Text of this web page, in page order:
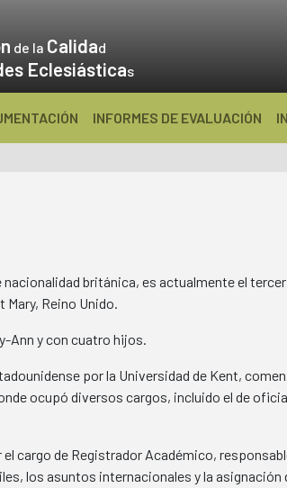
de la Calidad
Eclesiásticas
INFORMES DE EVALUACIÓN
nacionalidad británica, es actualmente el
Reino Unido.
Ann y con cuatro hijos.
por la Universidad de Kent,
ocupó diversos cargos, incluido el de
cargo de Registrador Académico,
los asuntos internacionales y la asignación